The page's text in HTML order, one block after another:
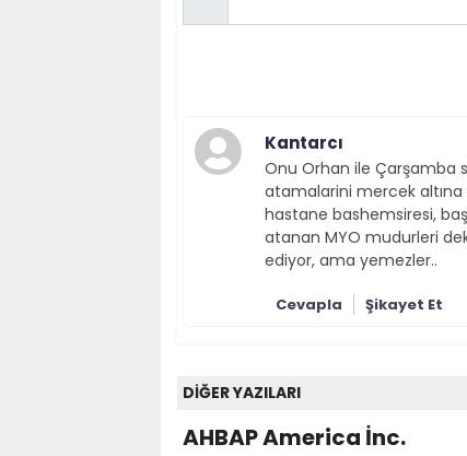
Kantarcı
Onu Orhan ile Çarşamba
atamalarini mercek altına
hastane bashemsiresi,
atanan MYO mudurleri
ediyor, ama yemezler..
Cevapla Şikayet Et
DİĞER YAZILARI
AHBAP America İnc.